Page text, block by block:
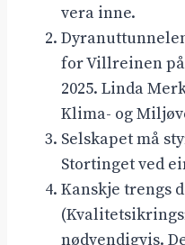
vera inne.
for Villreinen
2025. Linda
Klima- og
Selskapet må
Stortinget ved
Kanskje trengs
nødvendigvis.